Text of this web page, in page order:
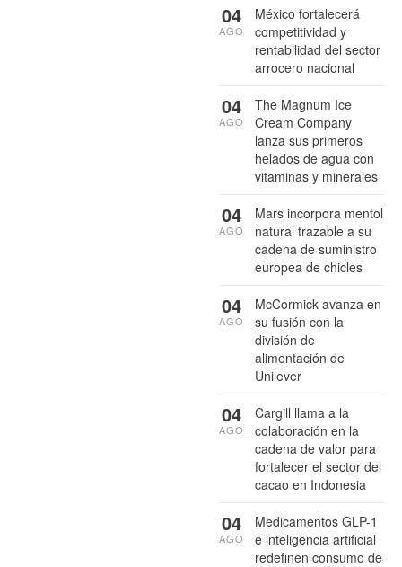
México fortalecerá
competitividad y
rentabilidad del sector
arrocero nacional
04
AGO
The Magnum Ice
Cream Company
lanza sus primeros
helados de agua con
vitaminas y minerales
04
AGO
Mars incorpora mentol
natural trazable a su
cadena de suministro
europea de chicles
04
AGO
McCormick avanza en
su fusión con la
división de
alimentación de
Unilever
04
AGO
Cargill llama a la
colaboración en la
cadena de valor para
fortalecer el sector del
cacao en Indonesia
04
AGO
Medicamentos GLP-1
e inteligencia artificial
redefinen consumo de
04
AGO